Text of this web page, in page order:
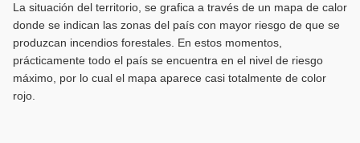
La situación del territorio, se grafica a través de un mapa de calor
donde se indican las zonas del país con mayor riesgo de que se
produzcan incendios forestales. En estos momentos,
prácticamente todo el país se encuentra en el nivel de riesgo
máximo, por lo cual el mapa aparece casi totalmente de color
rojo.